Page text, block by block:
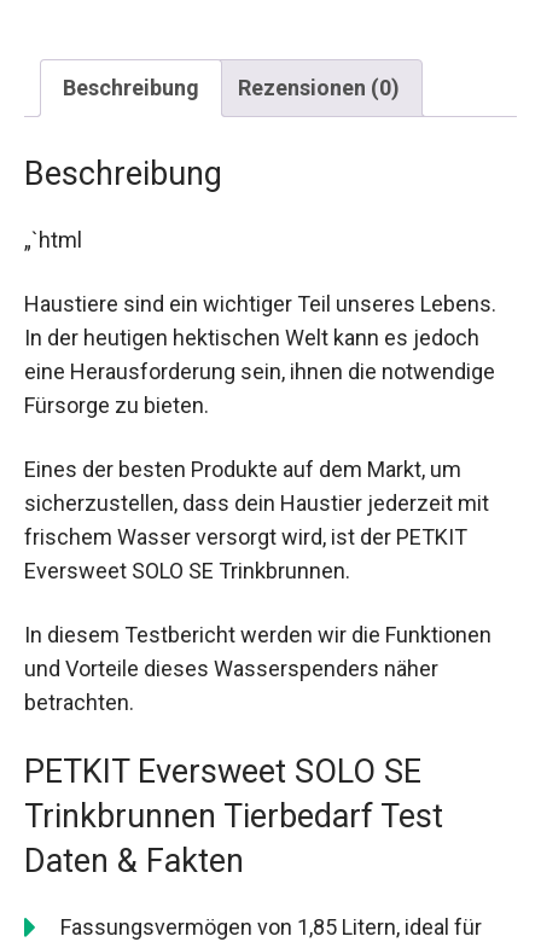
Beschreibung Rezensionen (0)
Beschreibung
„`html
Haustiere sind ein wichtiger Teil unseres Lebens.
In der heutigen hektischen Welt kann es jedoch
eine Herausforderung sein, ihnen die notwendige
Fürsorge zu bieten.
Eines der besten Produkte auf dem Markt, um
sicherzustellen, dass dein Haustier jederzeit mit
frischem Wasser versorgt wird, ist der PETKIT
Eversweet SOLO SE Trinkbrunnen.
In diesem Testbericht werden wir die Funktionen
und Vorteile dieses Wasserspenders näher
betrachten.
PETKIT Eversweet SOLO SE
Trinkbrunnen Tierbedarf Test
Daten & Fakten
Fassungsvermögen von 1,85 Litern, ideal für